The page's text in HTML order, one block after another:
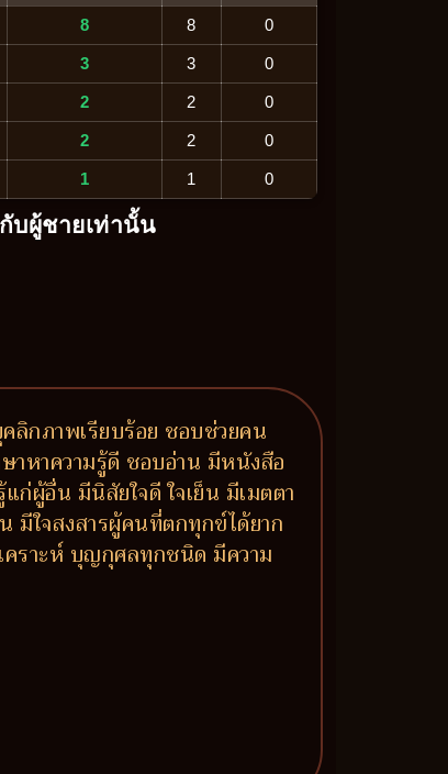
8 8 0
3 3 0
2 2 0
2 2 0
1 1 0
บผู้ชายเท่านั้น
ลิกภาพเรียบร้อย ชอบช่วยคน
าหาความรู้ดี ชอบอ่าน มีหนังสือ
ก่ผู้อื่น มีนิสัยใจดี ใจเย็น มีเมตตา
มีใจสงสารผู้คนที่ตกทุกข์ได้ยาก
คราะห์ บุญกุศลทุกชนิด มีความ